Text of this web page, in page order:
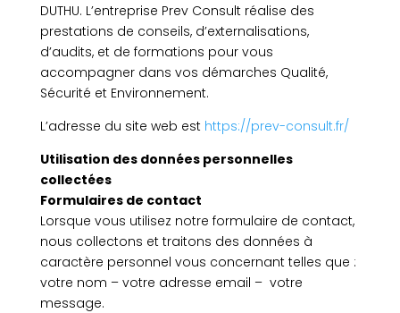
DUTHU. L’entreprise Prev Consult réalise des
prestations de conseils, d’externalisations,
d’audits, et de formations pour vous
accompagner dans vos démarches Qualité,
Sécurité et Environnement.
L’adresse du site web esthttps://prev-consult.fr/
Utilisation des données personnelles
collectées
Formulaires de contact
Lorsque vous utilisez notre formulaire de contact,
nous collectons et traitons des données à
caractère personnel vous concernant telles que :
votre nom – votre adresse email – votre
message.